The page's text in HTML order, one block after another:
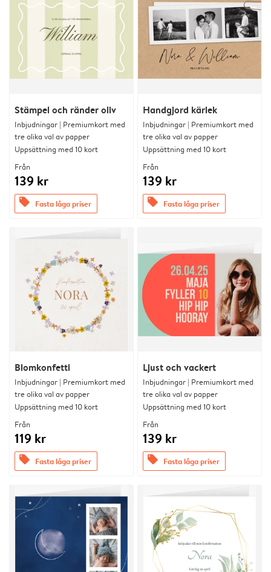
Stämpel och ränder oliv
Inbjudningar | Premiumkort med
tre olika val av papper
Uppsättning med 10 kort
Från
139 kr
offers Fasta låga priser
Handgjord kärlek
Inbjudningar | Premiumkort med
tre olika val av papper
Uppsättning med 10 kort
Från
139 kr
offers Fasta låga priser
Blomkonfetti
Inbjudningar | Premiumkort med
tre olika val av papper
Uppsättning med 10 kort
Från
119 kr
offers Fasta låga priser
Ljust och vackert
Inbjudningar | Premiumkort med
tre olika val av papper
Uppsättning med 10 kort
Från
139 kr
offers Fasta låga priser